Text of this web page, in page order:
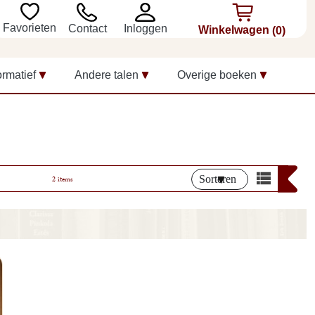
Favorieten Contact Inloggen Winkelwagen (0)
Andere talen Overige boeken
2 items Sorteren